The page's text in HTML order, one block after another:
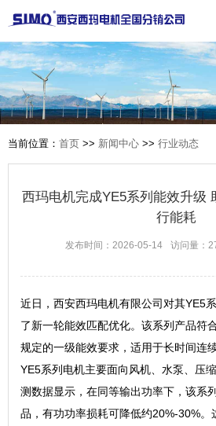
当前位置： 首页 >> 新闻中心 >> 行业动态
西玛电机完成YE5系列能效升级
行能耗
发布时间：2026-05-14 访问量：
近日，西安西玛电机有限公司对其YE5
了新一轮能效匹配优化。该系列产品符
规定的一级能效要求，适用于长时间连
YE5系列电机主要面向风机、水泵、压
测数据显示，在同等输出功率下，该系
品，有功功率损耗可降低约20%-30%。